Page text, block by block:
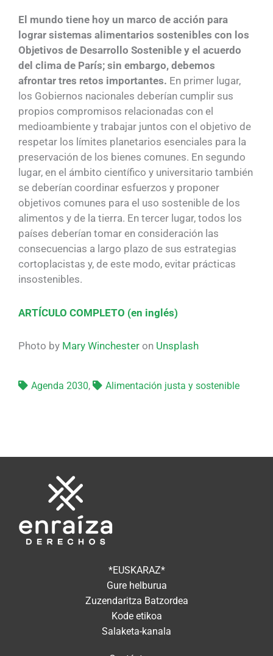
El mundo tiene hoy un marco de acción para
lograr sistemas alimentarios sostenibles con los
Objetivos de Desarrollo Sostenible y el acuerdo
del clima de París; sin embargo, debemos
afrontar tres retos importantes. En primer lugar,
los Gobiernos nacionales deberían cumplir sus
propios compromisos relacionadas con el
medioambiente y trabajar juntos con el objetivo de
respetar los límites planetarios esenciales para la
preservación de los bienes comunes. En segundo
lugar, en el ámbito científico y universitario también
se deberían coordinar esfuerzos y proponer
objetivos comunes para el uso sostenible de los
alimentos y de la tierra. En tercer lugar, todos los
países deberían tomar en consideración las
consecuencias a largo plazo de sus estrategias
cortoplacistas y, de este modo, evitar prácticas
insostenibles.
ARTÍCULO COMPLETO (en inglés)
Photo by Mary Winchester on Unsplash
Agenda 2030, Alimentación justa y sostenible
*EUSKARAZ*
Gure helburua
Zuzendaritza Batzordea
Kode etikoa
Salaketa-kanala